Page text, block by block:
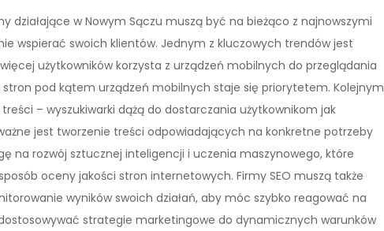
działające w Nowym Sączu muszą być na bieżąco z najnowszymi
wspierać swoich klientów. Jednym z kluczowych trendów jest
użytkowników korzysta z urządzeń mobilnych do przeglądania
pod kątem urządzeń mobilnych staje się priorytetem. Kolejnym
– wyszukiwarki dążą do dostarczania użytkownikom jak
jest tworzenie treści odpowiadających na konkretne potrzeby
na rozwój sztucznej inteligencji i uczenia maszynowego, które
oceny jakości stron internetowych. Firmy SEO muszą także
wyników swoich działań, aby móc szybko reagować na
strategie marketingowe do dynamicznych warunków